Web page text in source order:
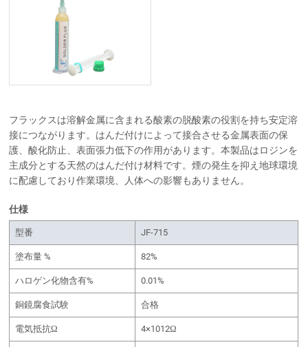
フラックスは溶解金属に含まれる酸素の脱酸素の役割を持ち安定溶
接につながります。はんだ付けによって接合させる金属表面の保
護、酸化防止、表面張力低下の作用があります。本製品はロジンを
主成分とする天然のはんだ付け材料です。煙の発生を抑え地球環境
に配慮しており作業環境、人体への影響もありません。
仕様
型番 JF-715
塗布量 % 82%
ハロゲン化物含有% 0.01%
銅鏡腐食試験 合格
電気抵抗Ω 4×1012Ω